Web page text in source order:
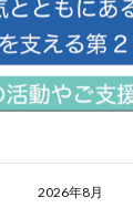
2026年8月